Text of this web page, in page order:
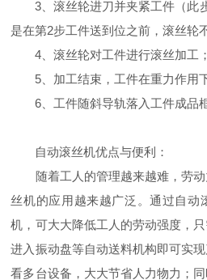
3、滚丝轮进刀并夹紧工件（此
是在第2步工件送到位之前，滚丝轮
4、滚丝轮对工件进行滚丝加工；
5、加工结束，工件在重力作用下
6、工件随斜导轨落入工件成品框
自动滚丝机优点与便利：
随着工人的管理越来越难，劳动
丝机的应用越来越广泛。通过自动
机，可大大降低工人的劳动强度，
进入振动盘等自动送料机构即可实
看多台设备，大大节省人力物力；